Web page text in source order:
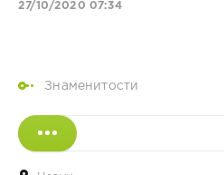
27/10/2020 07:34
Знаменитости